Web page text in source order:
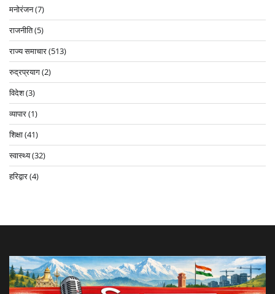
मनोरंजन(7)
राजनीति(5)
राज्य समाचार(513)
रुद्रप्रयाग(2)
विदेश(3)
व्यापार(1)
शिक्षा(41)
स्वास्थ्य(32)
हरिद्वार(4)